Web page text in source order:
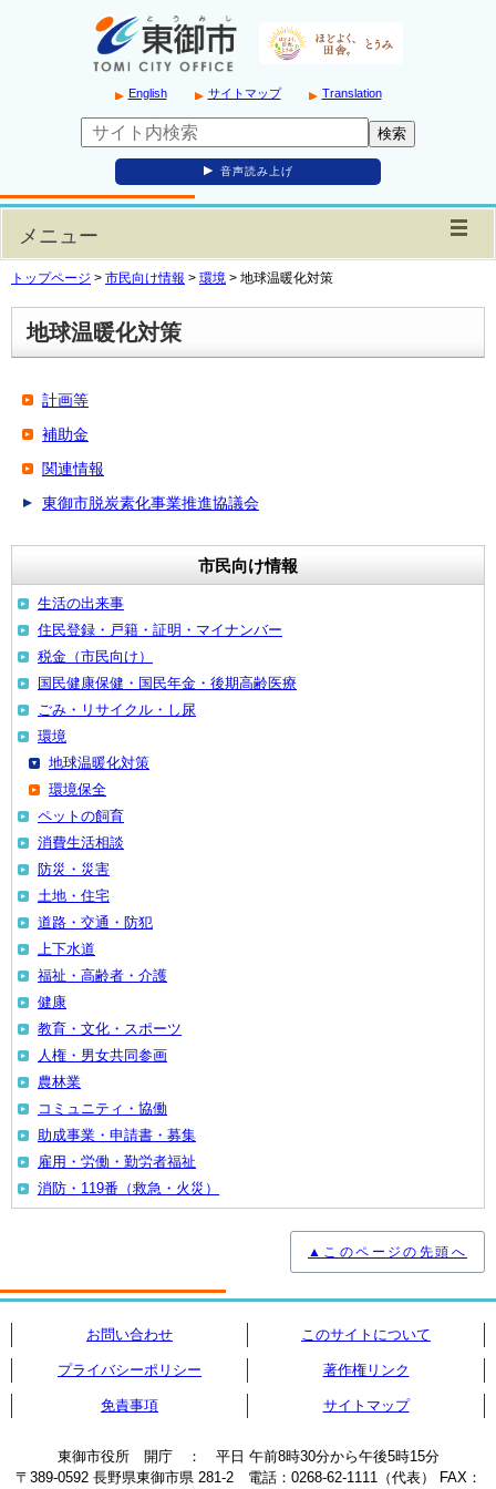
English サイトマップ Translation
音声読み上げ
メニュー
トップページ > 市民向け情報 > 環境 > 地球温暖化対策
地球温暖化対策
計画等
補助金
関連情報
東御市脱炭素化事業推進協議会
市民向け情報
生活の出来事
住民登録・戸籍・証明・マイナンバー
税金（市民向け）
国民健康保健・国民年金・後期高齢医療
ごみ・リサイクル・し尿
環境
地球温暖化対策
環境保全
ペットの飼育
消費生活相談
防災・災害
土地・住宅
道路・交通・防犯
上下水道
福祉・高齢者・介護
健康
教育・文化・スポーツ
人権・男女共同参画
農林業
コミュニティ・協働
助成事業・申請書・募集
雇用・労働・勤労者福祉
消防・119番（救急・火災）
▲このページの先頭へ
お問い合わせ このサイトについて
プライバシーポリシー 著作権リンク
免責事項 サイトマップ
東御市役所 開庁 ： 平日 午前8時30分から午後5時15分
〒389-0592 長野県東御市県 281-2 電話：0268-62-1111（代表） FAX：